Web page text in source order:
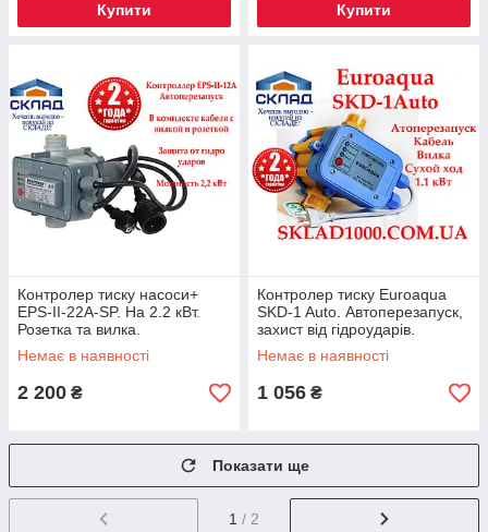
Купити Купити
Контролер тиску насоси+
EPS-II-22A-SP. На 2.2 кВт.
Розетка та вилка.
Немає в наявності
2 200 ₴
Контролер тиску Euroaqua
SKD-1 Auto. Автоперезапуск,
захист від гідроударів.
Немає в наявності
1 056 ₴
Показати ще
1 / 2